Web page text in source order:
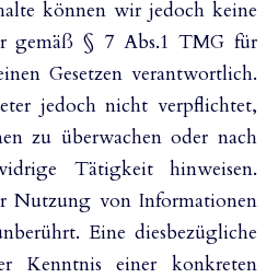
können wir jedoch keine
gemäß § 7 Abs.1 TMG für
Gesetzen verantwortlich.
jedoch nicht verpflichtet,
zu überwachen oder nach
Tätigkeit hinweisen.
Nutzung von Informationen
Eine diesbezügliche
Kenntnis einer konkreten